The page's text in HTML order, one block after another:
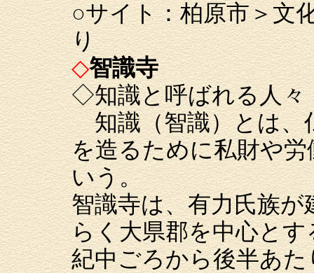
○サイト：柏原市＞文
り
◇智識寺
◇知識と呼ばれる人々
知識（智識）とは、
を造るために私財や
いう。
智識寺は、有力氏族
らく大県郡を中心と
紀中ごろから後半あ